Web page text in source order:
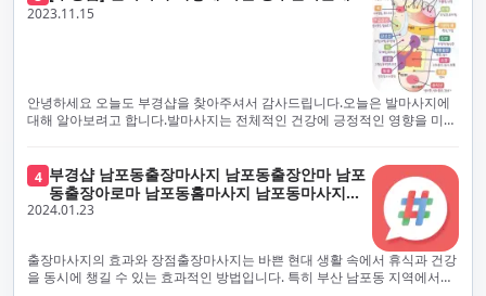
체보다는 부경샵과 같이 안전과 고객 편의를 최우선으로 생각하는 업체를
선택하는 것이 중요합니다.부산에서 러시아 홈케어를 전문으로 하는 부경샵
은, 항상 후불제로 운영하면서 청결과 안전을 가장 중요하게 여깁니다. 부산
에서 진정으로 즐거운 부산 러시아 홈케어 경험을 해보시길 바랍니다. 그렇
죠, 부경샵은 선입금을 요구하지 않아요. 부산 러시아 홈케어를 선택하기 전
에, 주의해야 할 사항들을 반드시 확인해 보세요. 선입금 관련 사기에는 항상
조심해야 합니다. 070으로 시작하는 인터넷 전화나 텔레그램 같은 메시지
앱에만 의존하는 업체는 특히 더 조심해 주세요. 이런 경우, 선입금을 하지
부경샵은 부산 출장 후불제 서비스를 모범적으로 운영하고 있으며, 명성을
악용하는 사기 업체로부터 발생할 수 있는 모든 부정행위와 간접적인 피해
를 방지하기 위해 노력하고 있어요. 만약 부경샵 을 사칭하며 선불 결제를 요
구하는 마사지 서비스를 발견하신다면, 그런 곳은 피하시고 저희에게 알려
주세요.부경샵에서는 모든 서비스가 관리사가 도착한 후에 결제하는 걸 기
본으로 해요. 부경샵은 부산에서 부산 러시아 홈케어를 전문으로 하며,
100% 후불제를 거래의 기본으로 삼고 있어요. 왜 부경샵이 특별한지 궁금하
시죠? 여기서만 느낄 수 있는 특별한 경험을 소개합니다! 부경샵과 함께라면
전문적으로 훈련된 관리사를 다수 보유하고 있음을 자랑스럽게 여깁니다.
현대 사회의 불확실성 속에서, 부경샵은 안전을 최우선으로 여기며, 이를 위
해 100% 후불제 시행은 물론, 코로나19 상황에서도 관리사들의 건강 진단
업체에 대해서는 경계하는 것이 중요합니다. 부경샵의 접근 방식과 정책은
인천에서의 안전하고 신뢰할 수 있는 고품질 마사지 경험을 집앞에서 제공
하기 위해 고안되었습니다. 부경샵은 부산 일본인 홈케어 서비스를 전문으
로 하며, 항상 고객님의 편의와 안전을 최우선으로 고려하여 후불제 시스템
거운 마사지 경험을 보장합니다. 부경샵의 서비스는 선입금 없이 이용 가능
한 부산 일본인 홈케어로, 선입금 요구 없이 서비스를 제공함으로써 고객님
의 신뢰를 최우선으로 합니다. 이용 전 주의사항을 꼼꼼히 확인하시고, 선입
금 사기로부터 자신을 보호하는 것이 중요합니다. 부산 일본인 홈케어 서비
스를 찾으실 때는 070으로 시작하는 인터넷 전화번호나 텔레그램과 같은 메
시징 플랫폼만을 이용하는 업체에 주의해야 합니다. 이러한 서비스는 선지
급 없이 이용할 수 있어야 하며, 부경샵은 이러한 걱정 없이 안전하고 신뢰할
수 있는 서비스를 제공합니다. 부경샵은 부산 일본인 홈케어 후불제의 모범
2023.11.15
안녕하세요 오늘도 부경샵을 찾아주셔서 감사드립니다.오늘은 발마사지에
대해 알아보려고 합니다.발마사지는 전체적인 건강에 긍정적인 영향을 미칠
명하겠습니다.근육 이완과 피로 완화: 발마사지는 발 아치, 발가락, 발등 등
에 위치한 다양한 근육을 이완시키는 효과가 있습니다. 일상적인 활동이나
장시간의 서있는 자세로 인해 긴장된 발 근육을 느슨하게 만들어주어 편안
함을 제공합니다. 이는 근육의 유연성을 향상시키고 근육의 혈액순환을 촉
진하는 데 도움이 됩니다.혈액순환 개선: 발마사지는 혈액순환을 촉진하는
데 기여합니다. 마사지로 근육과 혈관이 이완되면 혈액이 더 원활하게 흐르
게 되어 세포와 조직에 산소와 영양소가 빠르게 공급됩니다. 이는 세포의 기
4 부경샵 남포동출장마사지 남포동출장안마 남포
동출장아로마 남포동홈마사지 남포동마사지출
장
2024.01.23
출장마사지의 효과와 장점출장마사지는 바쁜 현대 생활 속에서 휴식과 건강
을 동시에 챙길 수 있는 효과적인 방법입니다. 특히 부산 남포동 지역에서